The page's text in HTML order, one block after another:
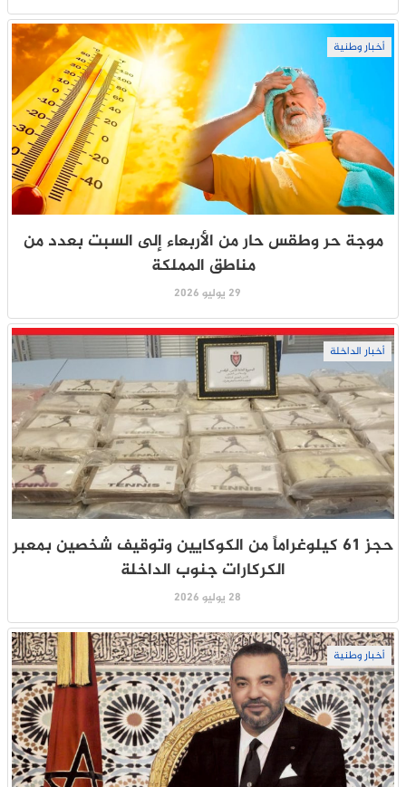
أخبار وطنية
موجة حر وطقس حار من الأربعاء إلى السبت بعدد من
مناطق المملكة
29 يوليو 2026
أخبار الداخلة
حجز 61 كيلوغراماً من الكوكايين وتوقيف شخصين بمعبر
الكركارات جنوب الداخلة
28 يوليو 2026
أخبار وطنية